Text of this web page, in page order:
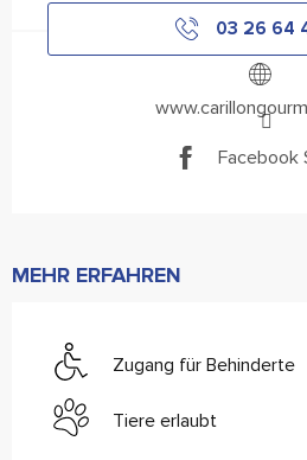
03 26 64
Facebook
MEHR ERFAHREN
Zugang für Behinderte
Tiere erlaubt